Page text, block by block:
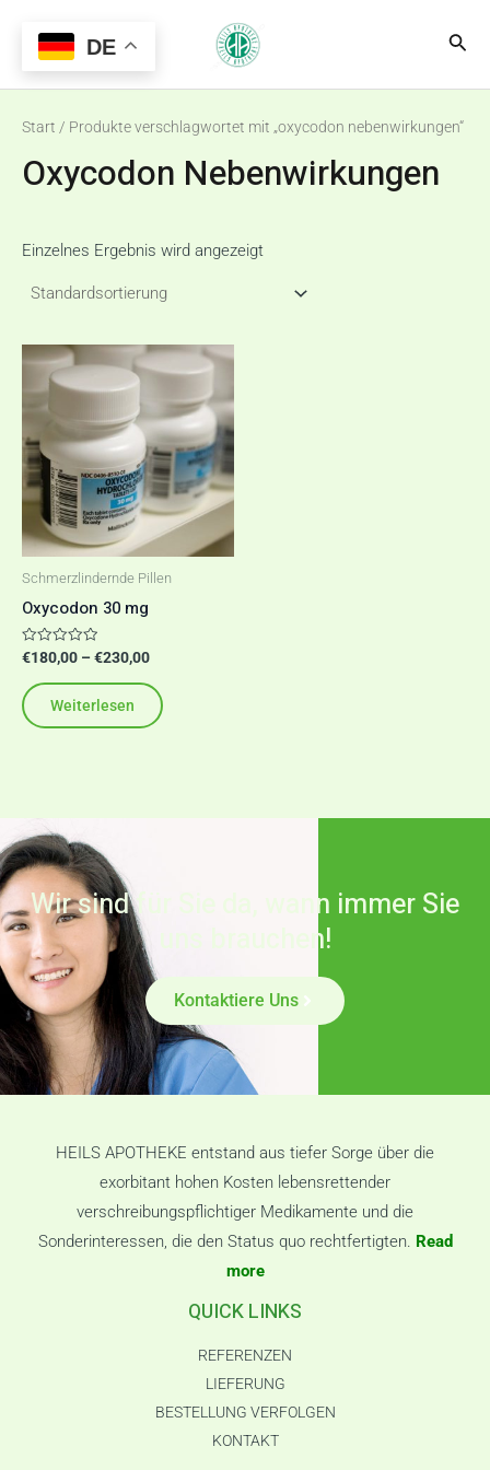
springenMenu
Start / Produkte verschlagwortet mit „oxycodon nebenwirkungen“
Oxycodon Nebenwirkungen
Einzelnes Ergebnis wird angezeigt
Schmerzlindernde Pillen
Oxycodon 30 mg
Bewertet
mit
von
5
€180,00 –€230,00
Preisspanne:
€180,00
€230,00
Weiterlesen
Wir sind für Sie da, wann immer Sie
uns brauchen!
Kontaktiere Uns
HEILS APOTHEKE entstand aus tiefer Sorge über die
exorbitant hohen Kosten lebensrettender
verschreibungspflichtiger Medikamente und die
Sonderinteressen, die den Status quo rechtfertigten. Read
more
QUICK LINKS
REFERENZEN
LIEFERUNG
BESTELLUNG VERFOLGEN
KONTAKT
DE